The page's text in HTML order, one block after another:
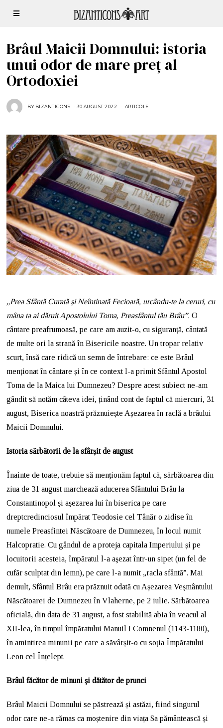
Brâul Maicii Domnului: istoria
unui odor de mare preț al
Ortodoxiei
BY BIZANTICONS 30 AUGUST 2022
U
S
T
2
0
2
2
ARTICOLE
„Prea Sfântă Curată și Neîntinată Fecioară, urcându-te la ceruri, cu
mâna ta ai dăruit Apostolului Toma, Preasfântul tău Brâu”.O
cântare preafrumoasă, pe care am auzit-o, cu siguranță, cântată
de multe ori la strană în Bisericile noastre. Un tropar relativ
scurt, însă care ridică un semn de întrebare: ce este Brâul
menționat în cântare și în ce context l-a primit Sfântul Apostol
Toma de la Maica lui Dumnezeu? Despre acest subiect ne-am
gândit să notăm câteva idei, ținând cont de faptul că miercuri, 31
august, Biserica noastră prăznuiește Așezarea în raclă a brâului
Maicii Domnului.
Istoria sărbătorii de la sfârșit de august
Înainte de toate, trebuie să menționăm faptul că, sărbătoarea din
ziua de 31 august marchează aducerea Sfântului Brâu la
Constantinopol și așezarea lui în biserica pe care
dreptcredinciosul împărat Teodosie cel Tânăr o zidise în
numele Preasfintei Născătoare de Dumnezeu, în locul numit
Halcopratie. Cu gândul de a proteja capitala Imperiului și pe
locuitorii acesteia, împăratul l-a aşezat într-un sipet (un fel de
cufăr sculptat din lemn), pe care l-a numit „racla sfântă”. Mai
demult, Sfântul Brâu era prăznuit odată cu Așezarea Veșmântului
Născătoarei de Dumnezeu în Vlaherne, pe 2 iulie. Sărbătoarea
oficială, din data de 31 august, a fost stabilită abia în veacul al
XII-lea, în timpul împăratului Manuil I Comnenul (1143-1180),
în amintirea minunii pe care a săvârșit-o cu soția Împăratului
Leon cel Înțelept.
Brâul făcător de minuni și dătător de prunci
Brâul Maicii Domnului se păstrează și astăzi, fiind singurul
odor care ne-a rămas ca moștenire din viața Sa pământească și